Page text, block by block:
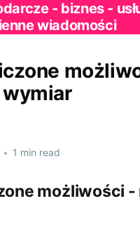
- biznes -
wiadomości
• 1 min read
możliwości -